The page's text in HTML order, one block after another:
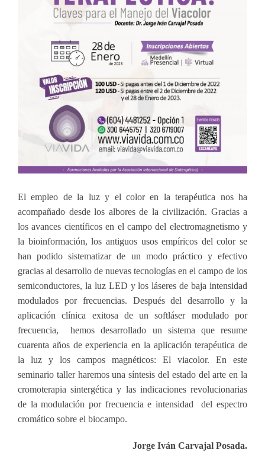
El empleo de la luz y el color en la terapéutica nos ha
acompañado desde los albores de la civilización. Gracias a
los avances científicos en el campo del electromagnetismo y
la bioinformación, los antiguos usos empíricos del color se
han podido sistematizar de un modo práctico y efectivo
gracias al desarrollo de nuevas tecnologías en el campo de los
semiconductores, la luz LED y los láseres de baja intensidad
modulados por frecuencias. Después del desarrollo y la
aplicación clínica exitosa de un softláser modulado por
frecuencia, hemos desarrollado un sistema que resume
cuarenta años de experiencia en la aplicación terapéutica de
la luz y los campos magnéticos: El viacolor. En este
seminario taller haremos una síntesis del estado del arte en la
cromoterapia sintergética y las indicaciones revolucionarias
de la modulación por frecuencia e intensidad del espectro
cromático sobre el biocampo.
Jorge Iván Carvajal Posada.